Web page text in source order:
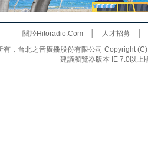
關於Hitoradio.Com│ 人才招募
有，台北之音廣播股份有限公司 Copyright
建議瀏覽器版本 IE 7.0以上